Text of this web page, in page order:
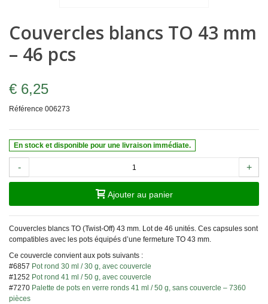
Couvercles blancs TO 43 mm
– 46 pcs
€ 6,25
Référence 006273
En stock et disponible pour une livraison immédiate.
- +
Ajouter au panier
Couvercles blancs TO (Twist-Off) 43 mm. Lot de 46 unités. Ces capsules sont
compatibles avec les pots équipés d’une fermeture TO 43 mm.
Ce couvercle convient aux pots suivants :
#6857 Pot rond 30 ml / 30 g, avec couvercle
#1252 Pot rond 41 ml / 50 g, avec couvercle
#7270 Palette de pots en verre ronds 41 ml / 50 g, sans couvercle – 7360
pièces